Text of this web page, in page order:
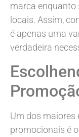
marca enquanto
locais. Assim,
é apenas uma
verdadeira
Um dos maiores
promocionais é